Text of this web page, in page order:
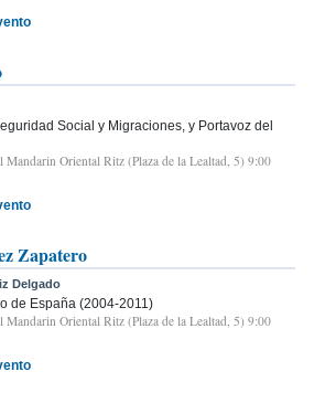
Social y Migraciones, y Portavoz del
Oriental Ritz (Plaza de la Lealtad, 5) 9:00
Zapatero
Delgado
de España (2004-2011)
Oriental Ritz (Plaza de la Lealtad, 5) 9:00